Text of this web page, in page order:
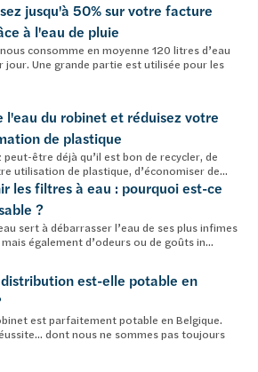
jusqu'à 50% sur votre facture
à l'eau de pluie
consomme en moyenne 120 litres d’eau
jour. Une grande partie est utilisée pour les
l'eau du robinet et réduisez votre
de plastique
peut-être déjà qu’il est bon de recycler, de
utilisation de plastique, d’économiser de...
les filtres à eau : pourquoi est-ce
?
sert à débarrasser l’eau de ses plus infimes
également d’odeurs ou de goûts in...
distribution est-elle potable en
est parfaitement potable en Belgique.
dont nous ne sommes pas toujours